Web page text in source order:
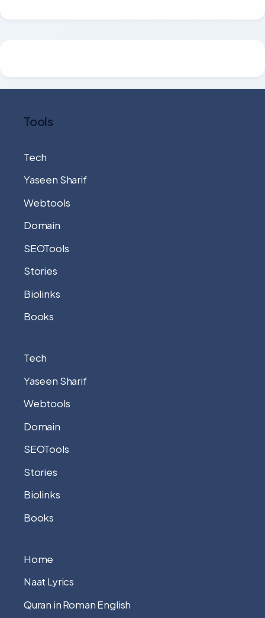
Tools
Tech
Yaseen Sharif
Webtools
Domain
SEOTools
Stories
Biolinks
Books
Tech
Yaseen Sharif
Webtools
Domain
SEOTools
Stories
Biolinks
Books
Home
Naat Lyrics
Quran in Roman English